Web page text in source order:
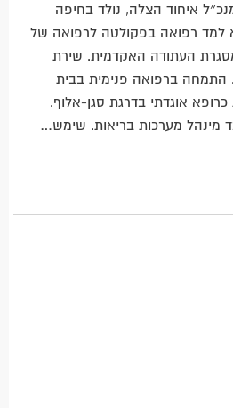
איחוד הצלה, נולד בחיפה
למד רפואה בפקולטה לרפואה של
העתודה האקדמית. שירת
התמחה ברפואה פנימית בבית
כרופא אוגדתי בדרגת סגן-אלוף.
מינהל מערכות בריאות. שימש…